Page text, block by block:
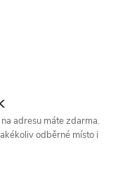
adresu máte zdarma.
odběrné místo i